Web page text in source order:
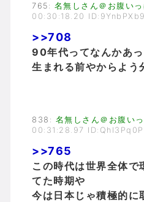
765 : 名無しさん＠お腹いっ
00:30:18.20
>>708
90年代ってなんかあっ
生まれる前やからよう
838 : 名無しさん＠お腹いっ
00:31:28.97
>>765
この時代は世界全体で
てた時期や
今は日本じゃ積極的に